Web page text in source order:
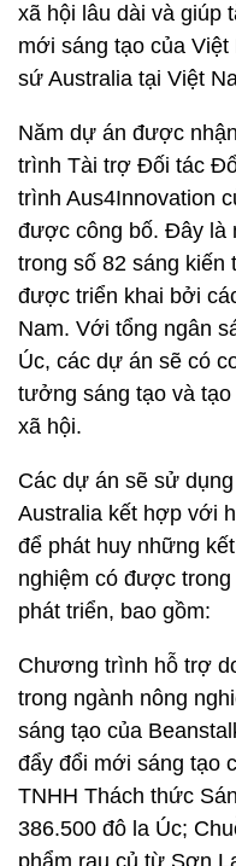
xã hội lâu dài và giúp
mới sáng tạo của Việt
sứ Australia tại Việt
Năm dự án được
trình Tài trợ Đối tác
trình Aus4Innovation
được công bố. Đây là
trong số 82 sáng
được triển khai bởi
Nam. Với tổng ngân
Úc, các dự án sẽ có
tưởng sáng tạo và
xã hội.
Các dự án sẽ sử
Australia kết hợp với
để phát huy những
nghiệm có được
phát triển, bao gồm:
Chương trình hỗ trợ
trong ngành nông
sáng tạo của
đẩy đổi mới sáng tạo
TNHH Thách thức
386.500 đô la Úc;
phẩm rau củ từ Sơn